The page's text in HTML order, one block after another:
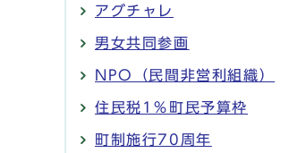
アグチャレ
男女共同参画
NPO（民間非営利組織）
住民税1％町民予算枠
町制施行70周年